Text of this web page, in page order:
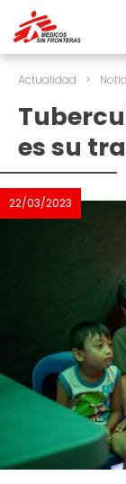
Actualidad >
es su
22/03/2023